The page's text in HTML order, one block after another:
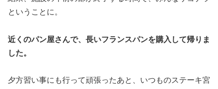
ということに。
近くのパン屋さんで、長いフランスパンを購入して帰りま
した。
夕方習い事にも行って頑張ったあと、いつものステーキ宮